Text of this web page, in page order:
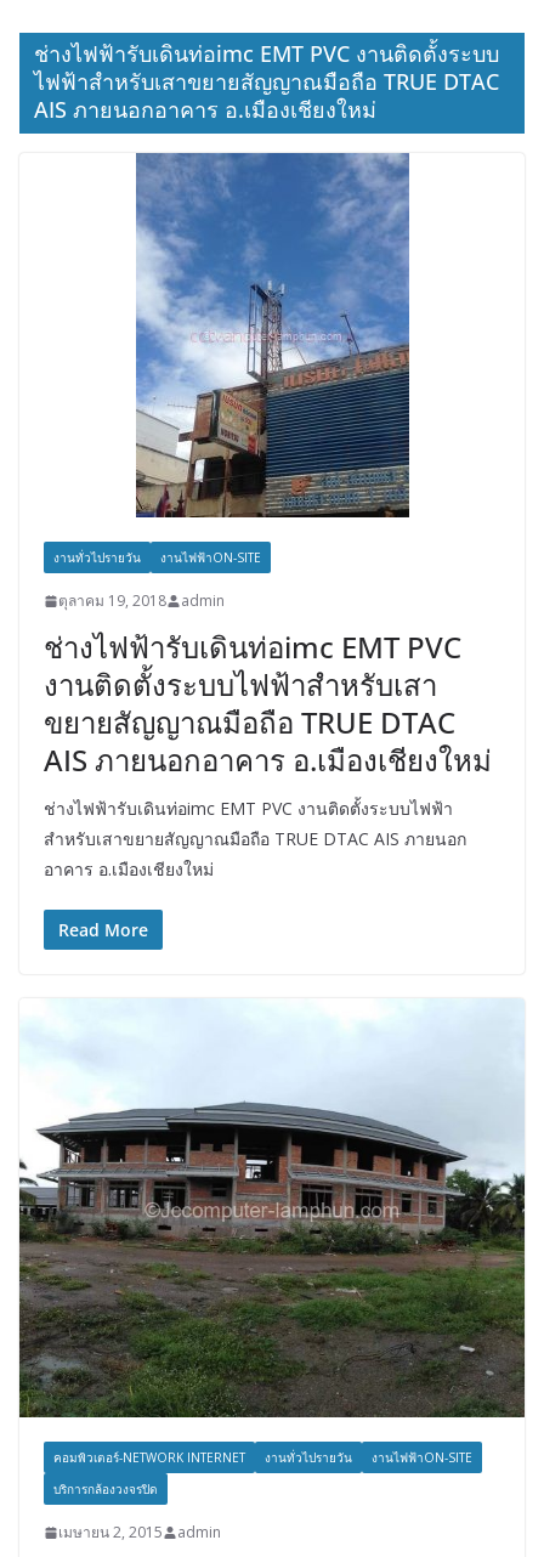
ช่างไฟฟ้ารับเดินท่อimc EMT PVC งานติดตั้งระบบ
ไฟฟ้าสำหรับเสาขยายสัญญาณมือถือ TRUE DTAC
AIS ภายนอกอาคาร อ.เมืองเชียงใหม่
งานทั่วไปรายวัน งานไฟฟ้าON-SITE
ตุลาคม 19, 2018 admin
ช่างไฟฟ้ารับเดินท่อimc EMT PVC
งานติดตั้งระบบไฟฟ้าสำหรับเสา
ขยายสัญญาณมือถือ TRUE DTAC
AIS ภายนอกอาคาร อ.เมืองเชียงใหม่
ช่างไฟฟ้ารับเดินท่อimc EMT PVC งานติดตั้งระบบไฟฟ้า
สำหรับเสาขยายสัญญาณมือถือ TRUE DTAC AIS ภายนอก
อาคาร อ.เมืองเชียงใหม่
Read More
คอมพิวเตอร์-NETWORK INTERNET งานทั่วไปรายวัน
งานไฟฟ้าON-SITE
บริการกล้องวงจรปิด
เมษายน 2, 2015 admin